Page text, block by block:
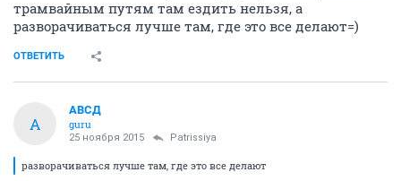
трамвайным путям там ездить нельзя, а
разворачиваться лучше там, где это все делают=)
ОТВЕТИТЬ
А
АВСД
guru
25 ноября 2015 Patrissiya
разворачиваться лучше там, где это все делают